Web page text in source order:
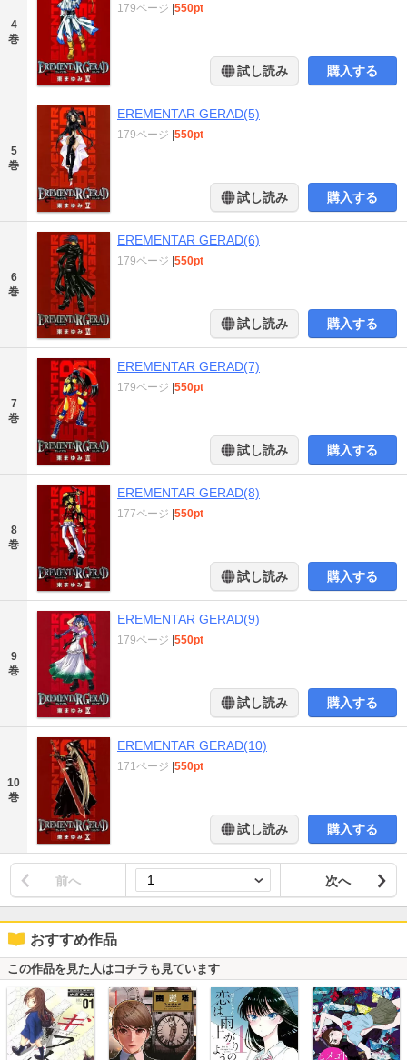
4
巻
179ページ 550pt
試し読み 購入する
5
巻
EREMENTAR GERAD(5)
179ページ 550pt
試し読み 購入する
6
巻
EREMENTAR GERAD(6)
179ページ 550pt
試し読み 購入する
7
巻
EREMENTAR GERAD(7)
179ページ 550pt
試し読み 購入する
8
巻
EREMENTAR GERAD(8)
177ページ 550pt
試し読み 購入する
9
巻
EREMENTAR GERAD(9)
179ページ 550pt
試し読み 購入する
10
巻
EREMENTAR GERAD(10)
171ページ 550pt
試し読み 購入する
前へ 次へ
おすすめ作品
この作品を見た人はコチラも見ています